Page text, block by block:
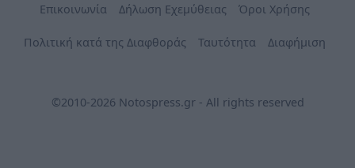
Επικοινωνία Δήλωση Εχεμύθειας Όροι Χρήσης
Πολιτική κατά της Διαφθοράς Ταυτότητα Διαφήμιση
©2010-2026 Notospress.gr - All rights reserved